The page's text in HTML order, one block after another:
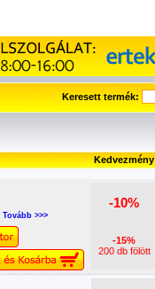
Keresett termék:
Kedvezmény
Tovább >>>
-10%
-15%
200 db fölött